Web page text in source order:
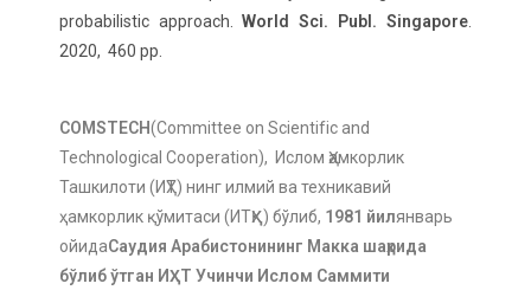
probabilistic approach. World Sci. Publ. Singapore
2020, 460 pp.
COMSTECH(Committee on Scientific and
Technological Cooperation), Ислом Ҳамкорлик
Ташкилоти (ИҲТ) нинг илмий ва техникавий
ҳамкорлик қўмитаси (ИТҲҚ) бўлиб, 1981 йилянварь
ойидаСаудия Арабистонининг Макка шаҳрида
бўлиб ўтган ИҲТ Учинчи Ислом Саммити